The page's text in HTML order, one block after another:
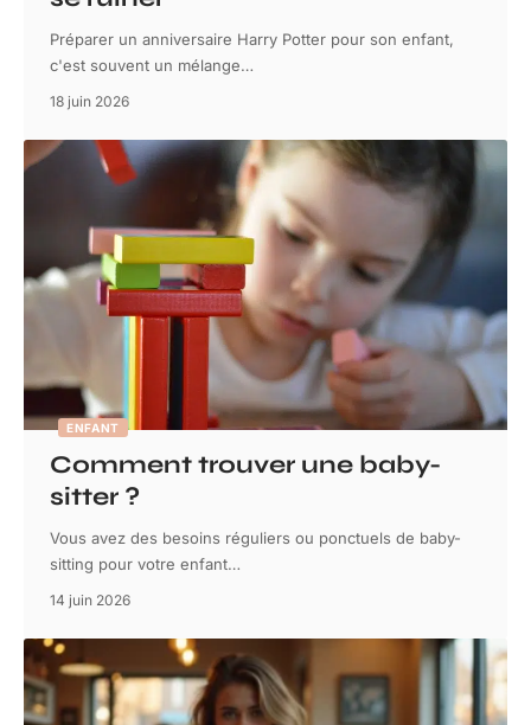
Préparer un anniversaire Harry Potter pour son enfant,
c'est souvent un mélange…
18 juin 2026
ENFANT
Comment trouver une baby-
sitter ?
Vous avez des besoins réguliers ou ponctuels de baby-
sitting pour votre enfant…
14 juin 2026